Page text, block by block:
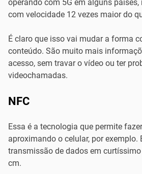
operando com 5G em alguns
com velocidade 12 vezes maior do
É claro que isso vai mudar a forma
conteúdo. São muito mais
acesso, sem travar o vídeo ou ter
videochamadas.
NFC
Essa é a tecnologia que permite
aproximando o celular, por exemplo.
transmissão de dados em
cm.